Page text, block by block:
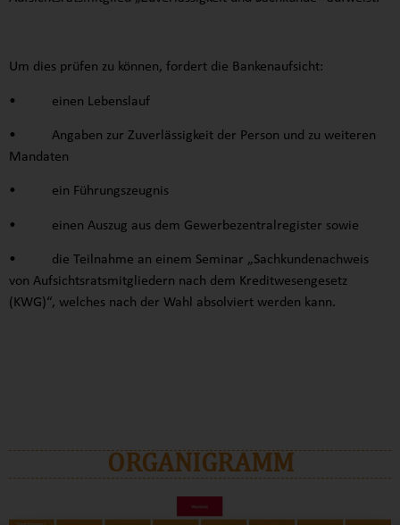
Um dies prüfen zu können, fordert die Bankenaufsicht:
• einen Lebenslauf
• Angaben zur Zuverlässigkeit der Person und zu weiteren
Mandaten
• ein Führungszeugnis
• einen Auszug aus dem Gewerbezentralregister sowie
• die Teilnahme an einem Seminar „Sachkundenachweis
von Aufsichtsratsmitgliedern nach dem Kreditwesengesetz
(KWG)“, welches nach der Wahl absolviert werden kann.
ORGANIGRAMM